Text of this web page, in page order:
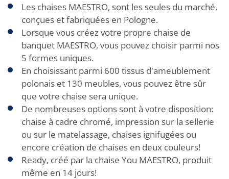
Les chaises MAESTRO, sont les seules du marché,
conçues et fabriquées en Pologne.
Lorsque vous créez votre propre chaise de
banquet MAESTRO, vous pouvez choisir parmi nos
5 formes uniques.
En choisissant parmi 600 tissus d'ameublement
polonais et 130 meubles, vous pouvez être sûr
que votre chaise sera unique.
De nombreuses options sont à votre disposition:
chaise à cadre chromé, impression sur la sellerie
ou sur le matelassage, chaises ignifugées ou
encore création de chaises en deux couleurs!
Ready, créé par la chaise You MAESTRO, produit
même en 14 jours!